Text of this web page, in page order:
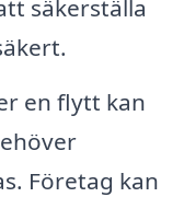
säkerställa
en flytt kan
Företag kan